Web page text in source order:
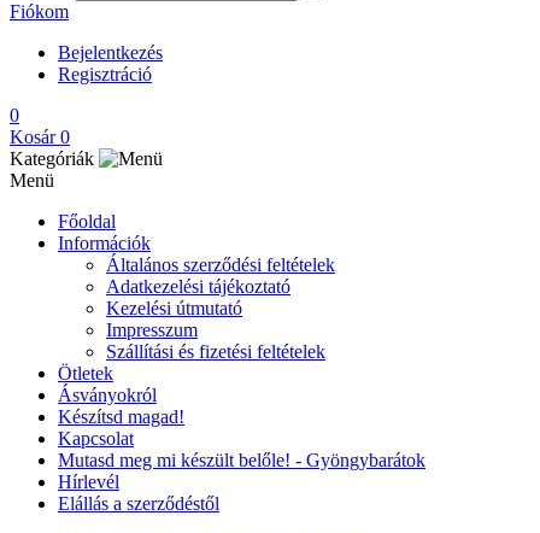
Fiókom
Bejelentkezés
Regisztráció
0
Kosár 0
Kategóriák
Menü
Főoldal
Információk
Általános szerződési feltételek
Adatkezelési tájékoztató
Kezelési útmutató
Impresszum
Szállítási és fizetési feltételek
Ötletek
Ásványokról
Készítsd magad!
Kapcsolat
Mutasd meg mi készült belőle! - Gyöngybarátok
Hírlevél
Elállás a szerződéstől